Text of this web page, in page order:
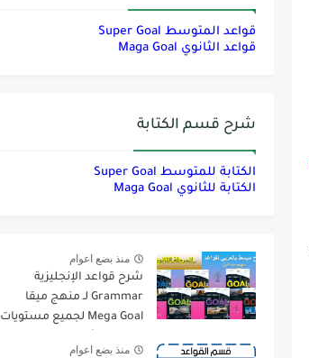
قواعد المتوسط Super Goal
قواعد الثانوي Maga Goal
شرح قسم الكتابة
الكتابة للمتوسط Super Goal
الكتابة للثانوي Maga Goal
منذ بضع اعوام
شرح قواعد الإنجليزية
Grammar لـ منهج ميقا
Mega Goal لجميع مستويات
منذ بضع اعوام